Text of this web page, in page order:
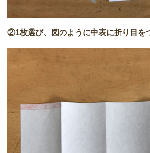
②1枚選び、図のように中表に折り目を